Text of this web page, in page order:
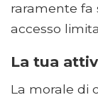
raramente fa
accesso
La tua
La morale di